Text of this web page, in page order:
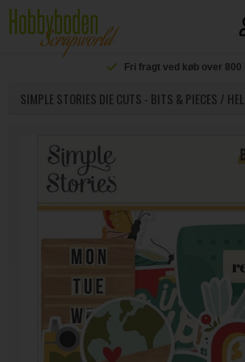
Fri fragt ved køb over 800
SIMPLE STORIES DIE CUTS - BITS & PIECES /